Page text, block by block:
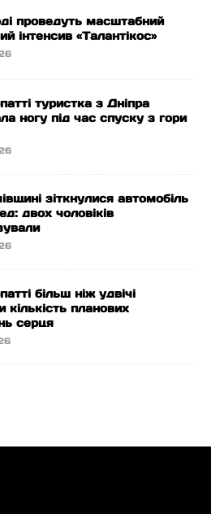
проведуть масштабний
інтенсив «Талантікос»
туристка з Дніпра
ногу під час спуску з гори
зіткнулися автомобіль
двох чоловіків
більш ніж удвічі
кількість планових
серця